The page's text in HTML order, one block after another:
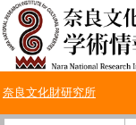
奈良文化財研究所